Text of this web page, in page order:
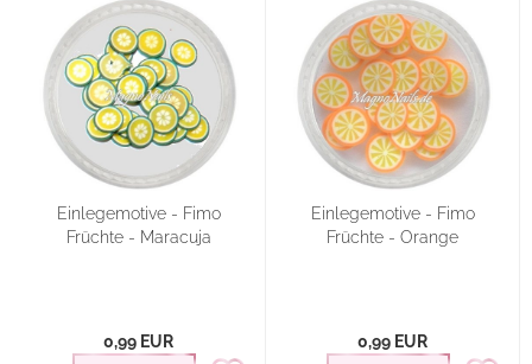
Einlegemotive - Fimo
Früchte - Maracuja
0,99 EUR
Einlegemotive - Fimo
Früchte - Orange
0,99 EUR